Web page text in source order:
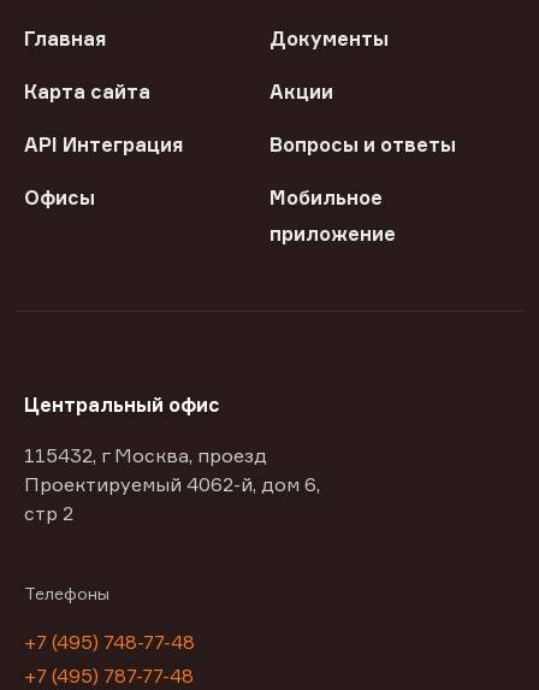
Главная Документы
Карта сайта Акции
API Интеграция Вопросы и ответы
Офисы
Мобильное
приложение
Центральный офис
115432, г Москва, проезд
Проектируемый 4062-й, дом 6,
стр 2
Телефоны
+7 (495) 748-77-48
+7 (495) 787-77-48